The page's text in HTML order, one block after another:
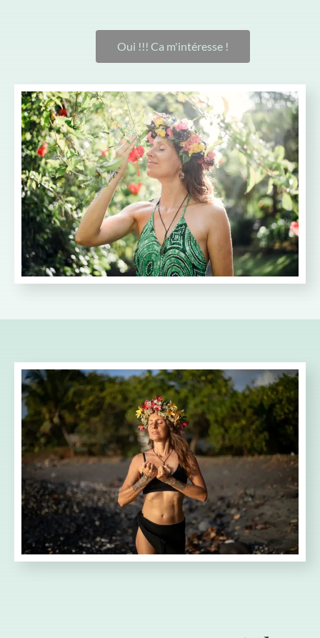
Oui !!! Ca m'intéresse !